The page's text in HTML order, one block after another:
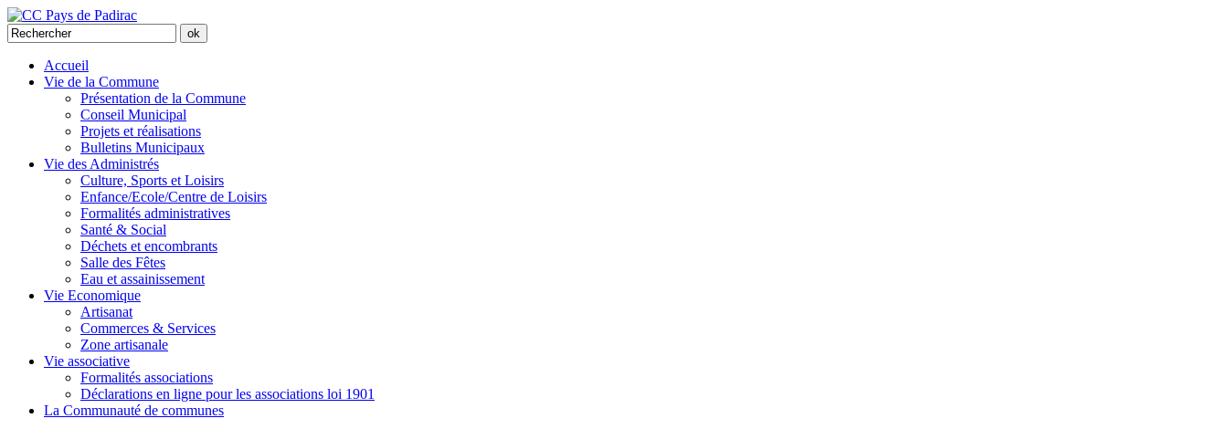
Accueil
Vie de la Commune
Présentation de la Commune
Conseil Municipal
Projets et réalisations
Bulletins Municipaux
Vie des Administrés
Culture, Sports et Loisirs
Enfance/Ecole/Centre de Loisirs
Formalités administratives
Santé & Social
Déchets et encombrants
Salle des Fêtes
Eau et assainissement
Vie Economique
Artisanat
Commerces & Services
Zone artisanale
Vie associative
Formalités associations
Déclarations en ligne pour les associations loi 1901
La Communauté de communes